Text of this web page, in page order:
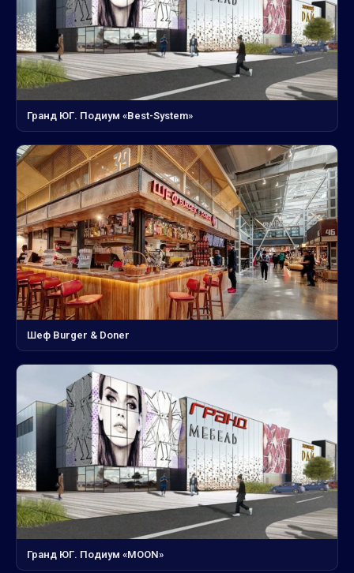
Гранд ЮГ. Подиум «Best-System»
Шеф Burger & Doner
Гранд ЮГ. Подиум «MOON»